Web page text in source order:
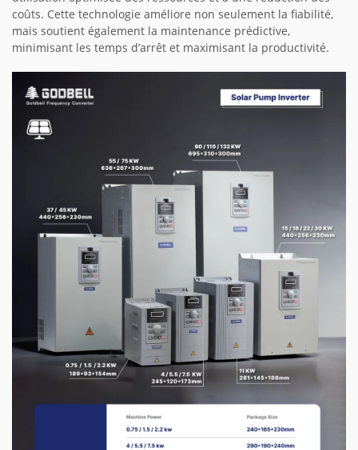
coûts. Cette technologie améliore non seulement la fiabilité,
mais soutient également la maintenance prédictive,
minimisant les temps d’arrêt et maximisant la productivité.